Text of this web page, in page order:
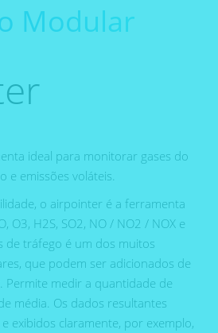
Modular
ideal para monitorar gases do
e emissões voláteis.
o airpointer é a ferramenta
O3, H2S, SO2, NO / NO2 / NOX e
de tráfego é um dos muitos
que podem ser adicionados de
Permite medir a quantidade de
média. Os dados resultantes
exibidos claramente, por exemplo,